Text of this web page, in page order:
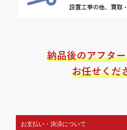
お支払い・決済について